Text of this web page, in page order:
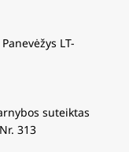
LT-
suteiktas
313